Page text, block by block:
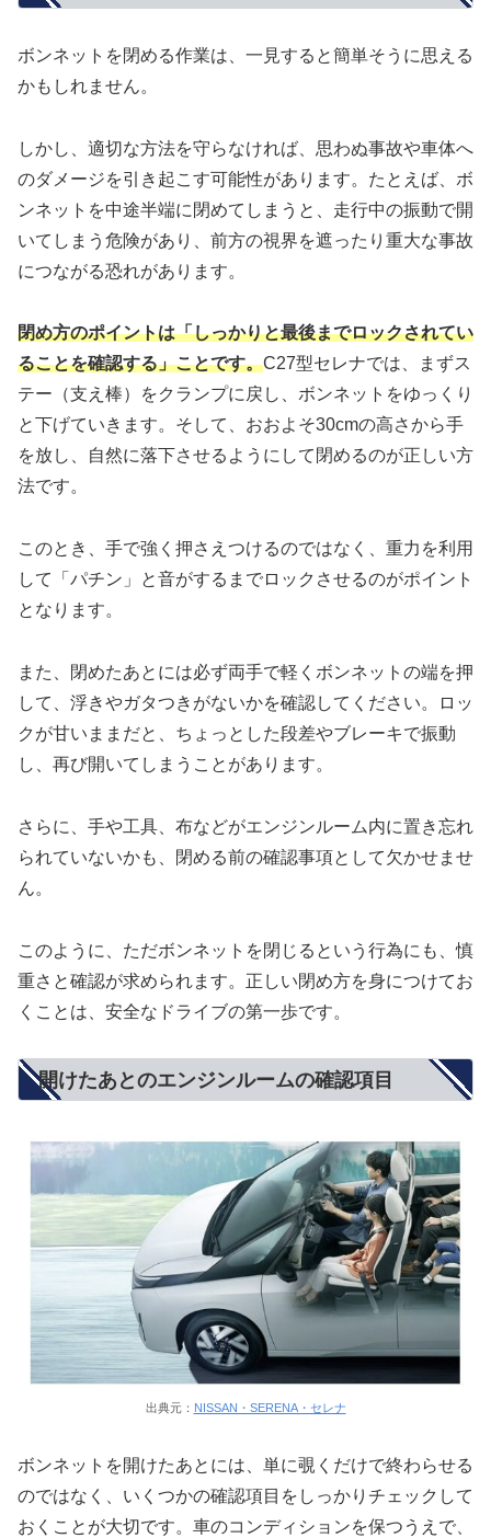
ボンネットを閉める作業は、一見すると簡単そうに思える
かもしれません。
しかし、適切な方法を守らなければ、思わぬ事故や車体へ
のダメージを引き起こす可能性があります。たとえば、ボ
ンネットを中途半端に閉めてしまうと、走行中の振動で開
いてしまう危険があり、前方の視界を遮ったり重大な事故
につながる恐れがあります。
閉め方のポイントは「しっかりと最後までロックされてい
ることを確認する」ことです。C27型セレナでは、まずス
テー（支え棒）をクランプに戻し、ボンネットをゆっくり
と下げていきます。そして、おおよそ30cmの高さから手
を放し、自然に落下させるようにして閉めるのが正しい方
法です。
このとき、手で強く押さえつけるのではなく、重力を利用
して「パチン」と音がするまでロックさせるのがポイント
となります。
また、閉めたあとには必ず両手で軽くボンネットの端を押
して、浮きやガタつきがないかを確認してください。ロッ
クが甘いままだと、ちょっとした段差やブレーキで振動
し、再び開いてしまうことがあります。
さらに、手や工具、布などがエンジンルーム内に置き忘れ
られていないかも、閉める前の確認事項として欠かせませ
ん。
このように、ただボンネットを閉じるという行為にも、慎
重さと確認が求められます。正しい閉め方を身につけてお
くことは、安全なドライブの第一歩です。
開けたあとのエンジンルームの確認項目
出典元： NISSAN・SERENA・セレナ
ボンネットを開けたあとには、単に覗くだけで終わらせる
のではなく、いくつかの確認項目をしっかりチェックして
おくことが大切です。車のコンディションを保つうえで、